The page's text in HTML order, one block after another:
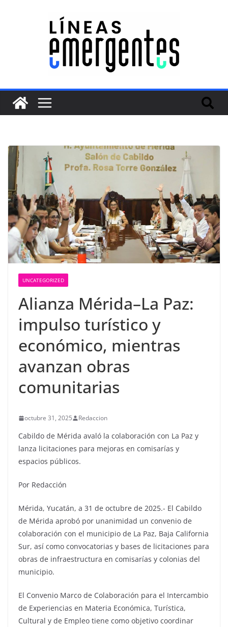
UNCATEGORIZED
Alianza Mérida–La Paz:
impulso turístico y
económico, mientras
avanzan obras
comunitarias
octubre 31, 2025 Redaccion
Cabildo de Mérida avaló la colaboración con La Paz y
lanza licitaciones para mejoras en comisarías y
espacios públicos.
Por Redacción
Mérida, Yucatán, a 31 de octubre de 2025.- El Cabildo
de Mérida aprobó por unanimidad un convenio de
colaboración con el municipio de La Paz, Baja California
Sur, así como convocatorias y bases de licitaciones para
obras de infraestructura en comisarías y colonias del
municipio.
El Convenio Marco de Colaboración para el Intercambio
de Experiencias en Materia Económica, Turística,
Cultural y de Empleo tiene como objetivo coordinar